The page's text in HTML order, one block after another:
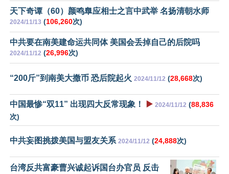
天下奇谭（60）颜鸣臯应相士之言中武举 名扬清朝水师
2024/11/13 (106,260次)
中共要在南美建命运共同体 美国会丢掉自己的后院吗
2024/11/12 (26,996次)
“200斤”到南美大撒币 恐后院起火 2024/11/12 (28,668次)
中国最惨“双11” 出现四大反常现象！ ▶️ 2024/11/12 (88,836
次)
中共妄图挑拨美国与盟友关系 2024/11/12 (24,888次)
台湾反共富豪曹兴诚起诉国台办官员 反击